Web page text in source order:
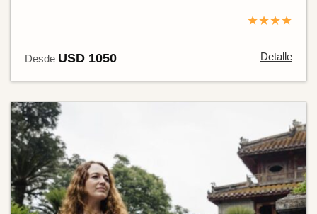
★★★★
Desde USD 1050 Detalle